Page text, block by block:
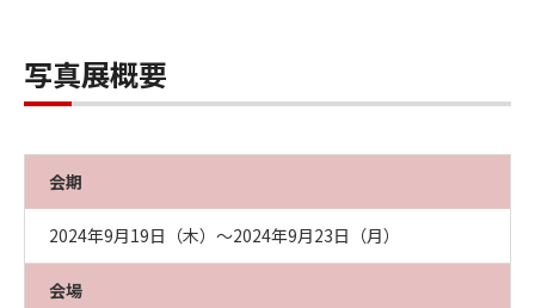
写真展概要
会期
2024年9月19日（木）～2024年9月23日（月）
会場